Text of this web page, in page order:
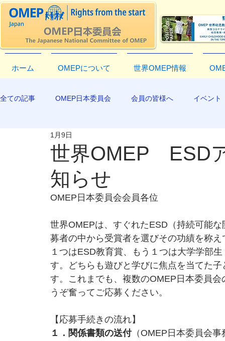
ホーム OMEPについて 世界OMEP情報
全ての記事 OMEP日本委員会 会員の皆様へ イベント
EXCO-COMMUNICATION
世界OMEP ESD
知らせ
1月9日
OMEP日本委員会会員各位
世界OMEPは、すぐれたESD（持続可能
募者の中から受賞者を選びその功績を称
１つはESD教育賞、もう１つは大学学部
す。どちらも遊びと学びに焦点を当てた
す。これまでも、複数のOMEP日本委員
うぞ奮ってご応募ください。
【応募手続きの流れ】
１．関係書類の送付（OMEP日本委員会事